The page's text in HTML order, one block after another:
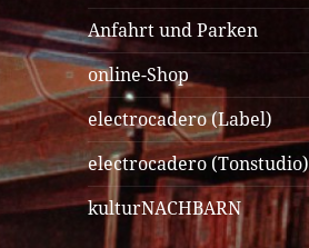
Anfahrt und Parken
online-Shop
electrocadero (Label)
electrocadero (Tonstudio)
kulturNACHBARN